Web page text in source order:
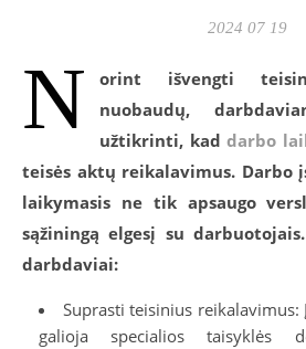
2024 07 19
N
orint išvengti
nuobaudų,
užtikrinti, kaddarbo
teisės aktų reikalavimus.
laikymasis ne tik apsaugo
sąžiningą elgesį su
darbdaviai:
Suprasti teisinius
galioja specialios taisyklės